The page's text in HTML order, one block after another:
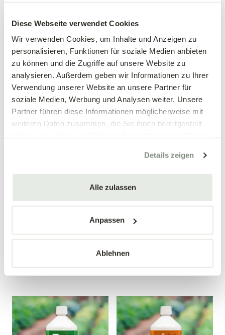
Diese Webseite verwendet Cookies
Wir verwenden Cookies, um Inhalte und Anzeigen zu
personalisieren, Funktionen für soziale Medien anbieten
zu können und die Zugriffe auf unsere Website zu
analysieren. Außerdem geben wir Informationen zu Ihrer
Verwendung unserer Website an unsere Partner für
soziale Medien, Werbung und Analysen weiter. Unsere
Partner führen diese Informationen möglicherweise mit
weiteren Daten zusammen, die Sie ihnen bereitgestellt
Details zeigen
Alle zulassen
Anpassen
Ablehnen
BIOCANNA
25,98 €
Flores
BIOCANNA
12,99 €
mehrere Varianten verfügbar!
Bio Flores
Regenerative
schwarz
Stärkung vor Schädlingen